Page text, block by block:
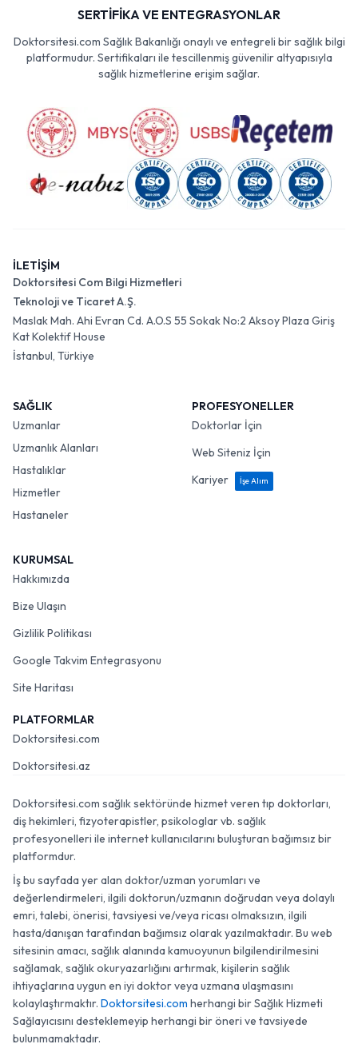
SERTİFİKA VE ENTEGRASYONLAR
Doktorsitesi.com Sağlık Bakanlığı onaylı ve entegreli bir sağlık bilgi
platformudur. Sertifikaları ile tescillenmiş güvenilir altyapısıyla
sağlık hizmetlerine erişim sağlar.
İLETİŞİM
Doktorsitesi Com Bilgi Hizmetleri
Teknoloji ve Ticaret A.Ş.
Maslak Mah. Ahi Evran Cd. A.O.S 55 Sokak No:2 Aksoy Plaza Giriş
Kat Kolektif House
İstanbul, Türkiye
SAĞLIK
Uzmanlar
Uzmanlık Alanları
Hastalıklar
Hizmetler
Hastaneler
PROFESYONELLER
Doktorlar İçin
Web Siteniz İçin
Kariyer
İşe Alım
KURUMSAL
Hakkımızda
Bize Ulaşın
Gizlilik Politikası
Google Takvim Entegrasyonu
Site Haritası
PLATFORMLAR
Doktorsitesi.com
Doktorsitesi.az
Doktorsitesi.com sağlık sektöründe hizmet veren tıp doktorları,
diş hekimleri, fizyoterapistler, psikologlar vb. sağlık
profesyonelleri ile internet kullanıcılarını buluşturan bağımsız bir
platformdur.
İş bu sayfada yer alan doktor/uzman yorumları ve
değerlendirmeleri, ilgili doktorun/uzmanın doğrudan veya dolaylı
emri, talebi, önerisi, tavsiyesi ve/veya ricası olmaksızın, ilgili
hasta/danışan tarafından bağımsız olarak yazılmaktadır. Bu web
sitesinin amacı, sağlık alanında kamuoyunun bilgilendirilmesini
sağlamak, sağlık okuryazarlığını artırmak, kişilerin sağlık
ihtiyaçlarına uygun en iyi doktor veya uzmana ulaşmasını
kolaylaştırmaktır. Doktorsitesi.com herhangi bir Sağlık Hizmeti
Sağlayıcısını desteklemeyip herhangi bir öneri ve tavsiyede
bulunmamaktadır.